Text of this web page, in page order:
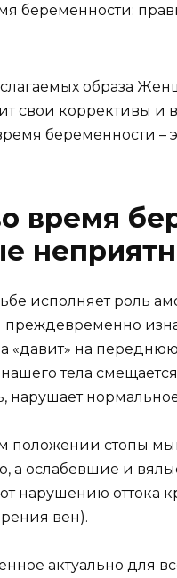
беременности:
образа
свои коррективы и
беременности –
время
исполняет роль
«давит» на
тела
нарушает
положении стопы
а ослабевшие и
нарушению оттока
вен).
актуально для